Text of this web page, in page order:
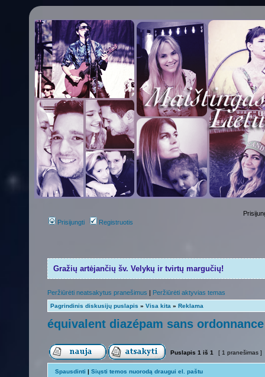
Prisijungti Registruotis
Gražių artėjančių šv. Velykų ir tvirtų margučių!
Peržiūrėti neatsakytus pranešimus | Peržiūrėti aktyvias temas
Pagrindinis diskusijų puslapis » Visa kita » Reklama
équivalent diazépam sans
Puslapis 1 iš 1 [ 1 pranešimas ]
Spausdinti | Siųsti temos nuorodą draugui el. paštu